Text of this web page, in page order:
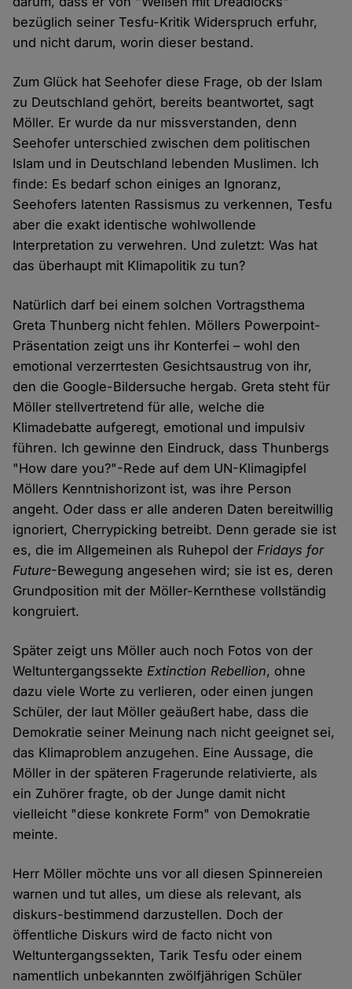
bezüglich seiner Tesfu-Kritik Widerspruch erfuhr,
und nicht darum, worin dieser bestand.
Zum Glück hat Seehofer diese Frage, ob der Islam
zu Deutschland gehört, bereits beantwortet, sagt
Möller. Er wurde da nur missverstanden, denn
Seehofer unterschied zwischen dem politischen
Islam und in Deutschland lebenden Muslimen. Ich
finde: Es bedarf schon einiges an Ignoranz,
Seehofers latenten Rassismus zu verkennen, Tesfu
aber die exakt identische wohlwollende
Interpretation zu verwehren. Und zuletzt: Was hat
das überhaupt mit Klimapolitik zu tun?
Natürlich darf bei einem solchen Vortragsthema
Greta Thunberg nicht fehlen. Möllers Powerpoint-
Präsentation zeigt uns ihr Konterfei – wohl den
emotional verzerrtesten Gesichtsaustrug von ihr,
den die Google-Bildersuche hergab. Greta steht für
Möller stellvertretend für alle, welche die
Klimadebatte aufgeregt, emotional und impulsiv
führen. Ich gewinne den Eindruck, dass Thunbergs
"How dare you?"-Rede auf dem UN-Klimagipfel
Möllers Kenntnishorizont ist, was ihre Person
angeht. Oder dass er alle anderen Daten bereitwillig
ignoriert, Cherrypicking betreibt. Denn gerade sie ist
es, die im Allgemeinen als Ruhepol derFridays for
Future-Bewegung angesehen wird; sie ist es, deren
Grundposition mit der Möller-Kernthese vollständig
kongruiert.
Später zeigt uns Möller auch noch Fotos von der
WeltuntergangssekteExtinction Rebellion, ohne
dazu viele Worte zu verlieren, oder einen jungen
Schüler, der laut Möller geäußert habe, dass die
Demokratie seiner Meinung nach nicht geeignet sei,
das Klimaproblem anzugehen. Eine Aussage, die
Möller in der späteren Fragerunde relativierte, als
ein Zuhörer fragte, ob der Junge damit nicht
vielleicht "diese konkrete Form" von Demokratie
meinte.
Herr Möller möchte uns vor all diesen Spinnereien
warnen und tut alles, um diese als relevant, als
diskurs-bestimmend darzustellen. Doch der
öffentliche Diskurs wird de facto nicht von
Weltuntergangssekten, Tarik Tesfu oder einem
namentlich unbekannten zwölfjährigen Schüler